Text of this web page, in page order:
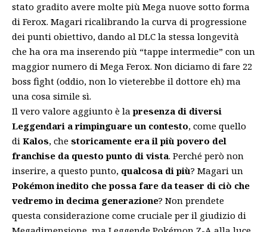
stato gradito avere molte più Mega nuove sotto forma
di Ferox. Magari ricalibrando la curva di progressione
dei punti obiettivo, dando al DLC la stessa longevità
che ha ora ma inserendo più “tappe intermedie” con un
maggior numero di Mega Ferox. Non diciamo di fare 22
boss fight (oddio, non lo vieterebbe il dottore eh) ma
una cosa simile sì.
Il vero valore aggiunto è lapresenza di diversi
Leggendari a rimpinguare un contesto, come quello
di Kalos, che storicamente era il più povero del
franchise da questo punto di vista. Perché però non
inserire, a questo punto, qualcosa di più? Magari un
Pokémon inedito che possa fare da teaser di ciò che
vedremo in decima generazione? Non prendete
questa considerazione come cruciale per il giudizio di